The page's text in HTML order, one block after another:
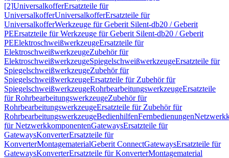
[2]UniversalkofferErsatzteile für
UniversalkofferUniversalkofferErsatzteile für
UniversalkofferWerkzeuge für Geberit Silent-db20 / Geberit
PEErsatzteile für Werkzeuge für Geberit Silent-db20 / Geberit
PEElektroschweißwerkzeugeErsatzteile für
ElektroschweißwerkzeugeZubehör für
ElektroschweißwerkzeugeSpiegelschweißwerkzeugeErsatzteile für
SpiegelschweißwerkzeugeZubehör für
SpiegelschweißwerkzeugeErsatzteile für Zubehör für
SpiegelschweißwerkzeugeRohrbearbeitungswerkzeugeErsatzteile
für RohrbearbeitungswerkzeugeZubehör für
RohrbearbeitungswerkzeugeErsatzteile für Zubehör für
RohrbearbeitungswerkzeugeBedienhilfenFernbedienungen
für NetzwerkkomponentenGatewaysErsatzteile für
GatewaysKonverterErsatzteile für
KonverterMontagematerialGeberit ConnectGatewaysErsatzteile für
GatewaysKonverterErsatzteile für KonverterMontagematerial